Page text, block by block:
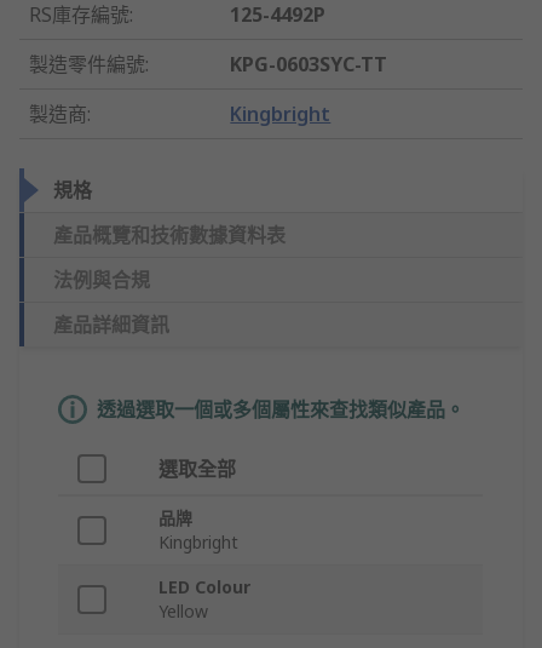
RS庫存編號:
125-4492P
製造零件編號:
KPG-0603SYC-TT
製造商: Kingbright
規格
產品概覽和技術數據資料表
法例與合規
產品詳細資訊
透過選取一個或多個屬性來查找類似產品。
選取全部
品牌
Kingbright
LED Colour
Yellow